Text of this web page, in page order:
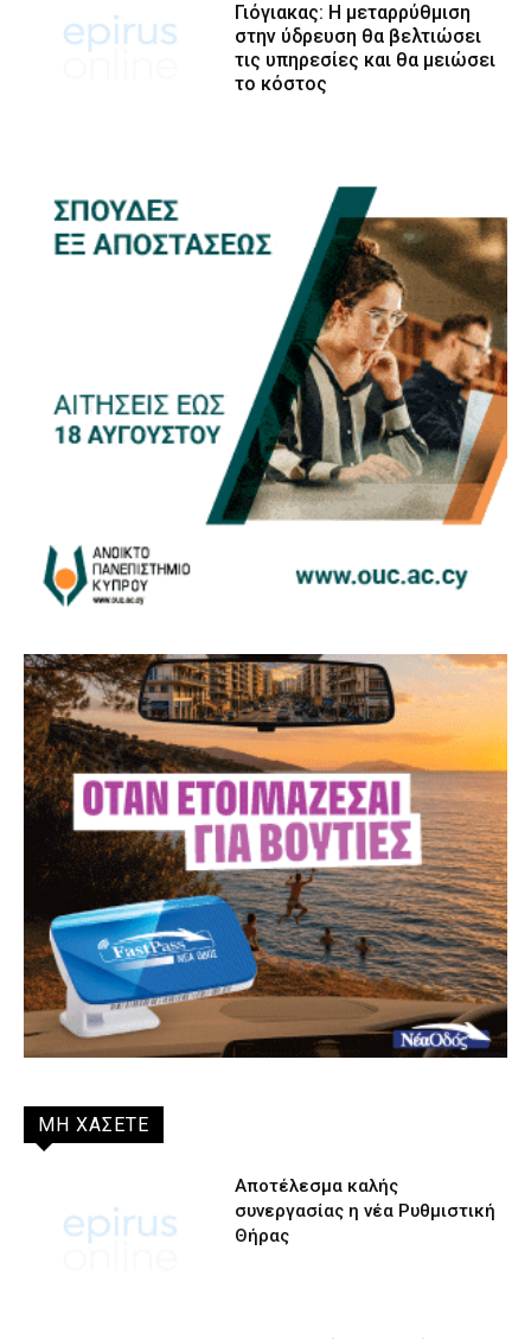
Γιόγιακας: Η μεταρρύθμιση
στην ύδρευση θα βελτιώσει
τις υπηρεσίες και θα μειώσει
το κόστος
ΜΗ ΧΑΣΕΤΕ
Αποτέλεσμα καλής
συνεργασίας η νέα Ρυθμιστική
Θήρας